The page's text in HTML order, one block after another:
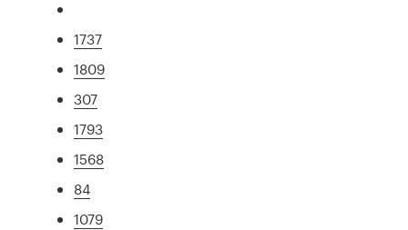
1737
1809
307
1793
1568
84
1079